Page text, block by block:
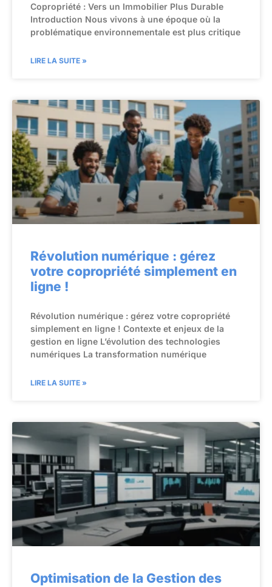
Copropriété : Vers un Immobilier Plus Durable
Introduction Nous vivons à une époque où la
problématique environnementale est plus critique
LIRE LA SUITE »
Révolution numérique : gérez
votre copropriété simplement en
ligne !
Révolution numérique : gérez votre copropriété
simplement en ligne ! Contexte et enjeux de la
gestion en ligne L’évolution des technologies
numériques La transformation numérique
LIRE LA SUITE »
Optimisation de la Gestion des